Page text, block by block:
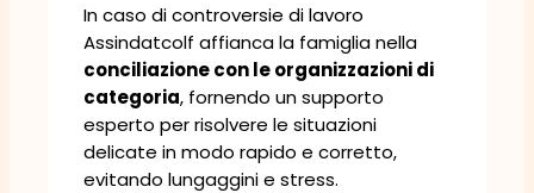
In caso di controversie di lavoro
Assindatcolf affianca la famiglia nella
conciliazione con le organizzazioni di
categoria, fornendo un supporto
esperto per risolvere le situazioni
delicate in modo rapido e corretto,
evitando lungaggini e stress.